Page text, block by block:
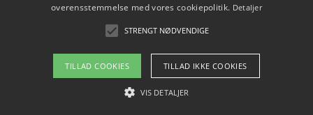
Om / kontakt
Blog Betingelser
overensstemmelse med vores cookiepolitik. Detaljer
STRENGT NØDVENDIGE
TILLAD COOKIES TILLAD IKKE COOKIES
VIS DETALJER